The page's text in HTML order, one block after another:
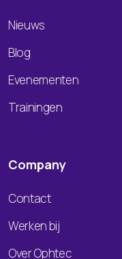
Nieuws
Blog
Evenementen
Trainingen
Company
Contact
Werken bij
Over Ophtec